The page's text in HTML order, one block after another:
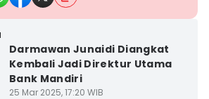
Darmawan Junaidi Diangkat
Kembali Jadi Direktur Utama
Bank Mandiri
25 Mar 2025, 17:20 WIB